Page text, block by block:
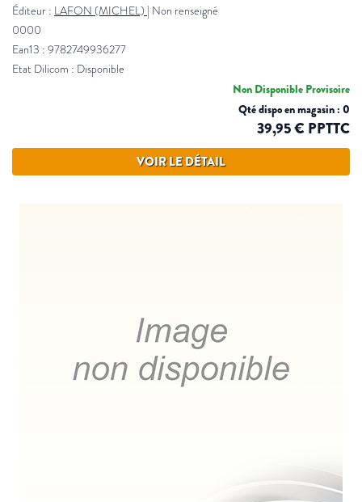
Éditeur : LAFON (MICHEL) | Non renseigné
0000
Ean13 : 9782749936277
Etat Dilicom : Disponible
Non Disponible Provisoire
Qté dispo en magasin : 0
39,95 € PPTTC
VOIR LE DÉTAIL